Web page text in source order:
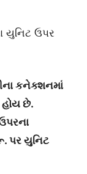
યુનિટ ઉપર
કનેક્શનમાં
છે.
પર યુનિટ